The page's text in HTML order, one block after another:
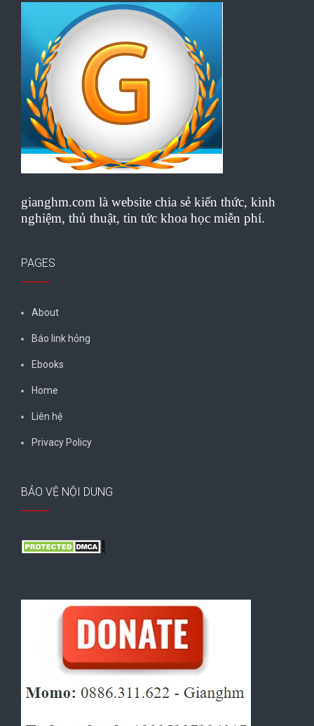
gianghm.com là website chia sẻ kiến thức, kinh
nghiệm, thủ thuật, tin tức khoa học miễn phí.
PAGES
About
Báo link hỏng
Ebooks
Home
Liên hệ
Privacy Policy
BẢO VỆ NỘI DUNG